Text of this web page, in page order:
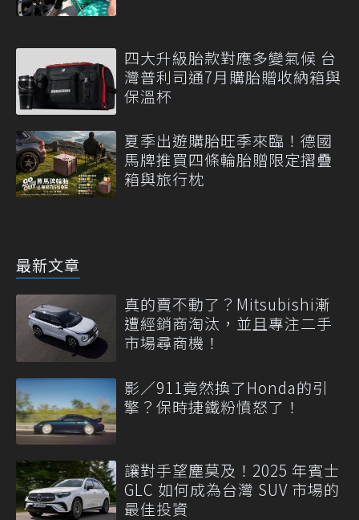
四大升級胎款對應多變氣候 台
灣普利司通7月購胎贈收納箱與
保溫杯
夏季出遊購胎旺季來臨！德國
馬牌推買四條輪胎贈限定摺疊
箱與旅行枕
最新文章
真的賣不動了？Mitsubishi漸
遭經銷商淘汰，並且專注二手
市場尋商機！
影／911竟然換了Honda的引
擎？保時捷鐵粉憤怒了！
讓對手望塵莫及！2025 年賓士
GLC 如何成為台灣 SUV 市場的
最佳投資